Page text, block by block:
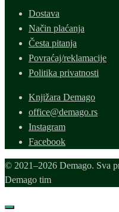
Dostava
Način plaćanja
Česta pitanja
Povraćaj/reklamacije
Politika privatnosti
Knjižara Demago
office@demago.rs
Instagram
Facebook
© 2021–2026 Demago. Sva
Demago tim